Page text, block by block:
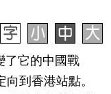
了它的中國戰
到香港站點。